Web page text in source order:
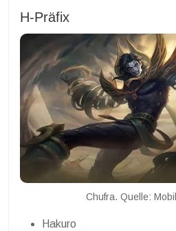
H-Präfix
Chufra. Quelle:
Hakuro